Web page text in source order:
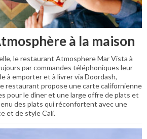
à la maison
le restaurant Atmosphere Mar Vista à
par commandes téléphoniques leur
à emporter et à livrer via Doordash,
restaurant propose une carte californienne
pour le dîner et une large offre de plats et
des plats qui réconfortent avec une
et de style Cali.